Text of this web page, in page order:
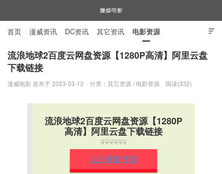
漫威电影

首页 漫威资讯 DC资讯 其它资讯 电影资源
电视剧资源 漫威图片
流浪地球2百度云网盘资源【1280P高清】阿里云盘
下载链接
漫威电影 发布于 2023-03-12 分类： 其它资源 / 电影资源 阅读(332)
流浪地球2百度云网盘资源【1280P
高清】阿里云盘下载链接
☟☟☟☟☟☟
点击获取资源